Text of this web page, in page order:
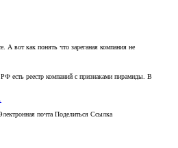
А вот как понять что зареганая компания не
есть реестр компаний с признаками пирамиды. В
почта Поделиться Ссылка